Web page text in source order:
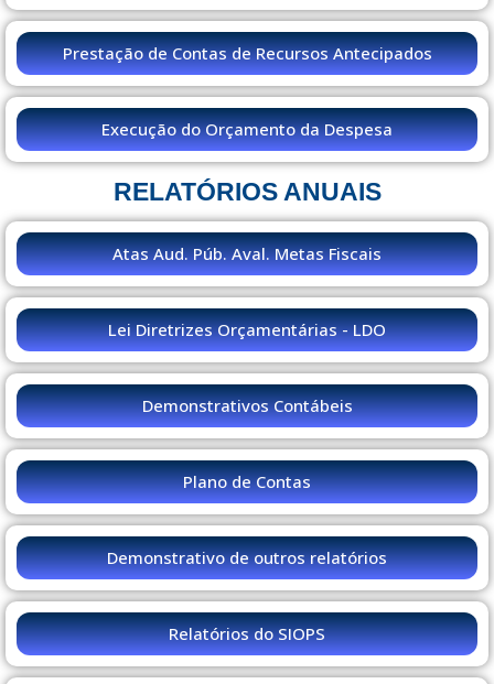
Prestação de Contas de Recursos Antecipados
Execução do Orçamento da Despesa
RELATÓRIOS ANUAIS
Atas Aud. Púb. Aval. Metas Fiscais
Lei Diretrizes Orçamentárias - LDO
Demonstrativos Contábeis
Plano de Contas
Demonstrativo de outros relatórios
Relatórios do SIOPS